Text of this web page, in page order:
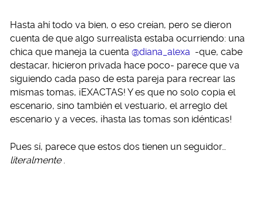
Hasta ahí todo va bien, o eso creían, pero se dieron
cuenta de que algo surrealista estaba ocurriendo: una
chica que maneja la cuenta @diana_alexa -que, cabe
destacar, hicieron privada hace poco- parece que va
siguiendo cada paso de esta pareja para recrear las
mismas tomas, ¡EXACTAS! Y es que no solo copia el
escenario, sino también el vestuario, el arreglo del
escenario y a veces, ¡hasta las tomas son idénticas!
Pues sí, parece que estos dos tienen un seguidor…
literalmente .